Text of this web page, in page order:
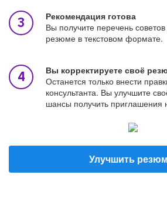
Рекомендация готова
Вы получите перечень
резюме в текстовом формате.
Вы корректируете своё
Останется только внести
консультанта. Вы улучшите
шансы получить приглашения
Улучшить